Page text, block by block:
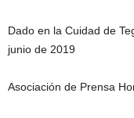
Dado en la Cuidad de
junio de 2019
Asociación de Prensa